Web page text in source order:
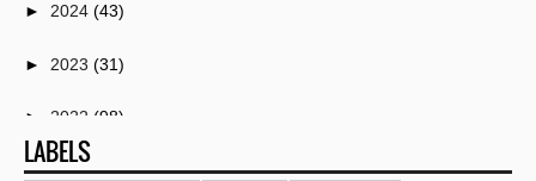
► 2024 (43)
► 2023 (31)
► 2022 (98)
►2021(259)
LABELS